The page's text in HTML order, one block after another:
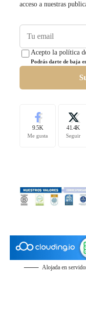
acceso a nuestras
Acepto la política
Podrás darte de baja
9.5K
Me gusta
41.4K
Seguir
Alojada en